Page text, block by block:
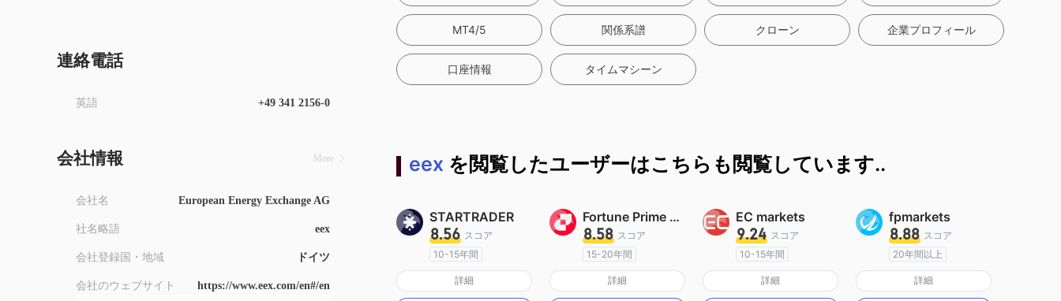
9
連絡電話
英語 +49 341 2156-0
会社情報 More
会社名 European Energy Exchange AG
社名略語 eex
会社登録国・地域 ドイツ
会社のウェブサイト https://www.eex.com/en#/en
MT4/5 関係系譜 クローン 企業プロフィール
口座情報 タイムマシーン
eex を閲覧したユーザーはこちらも閲覧しています..
STARTRADER
8.56 スコア
10-15年間
オーストラリア規制
マーケットメイキングライセンス（MM）
詳細
Fortune Prime Global
8.58 スコア
15-20年間
オーストラリア規制
マーケットメイキングライセンス（MM）
詳細
EC markets
9.24 スコア
10-15年間
オーストラリア規制
マーケットメイキングライセンス（MM）
詳細
fpmarkets
8.88 スコア
20年間以上
オーストラリア規制
マーケットメイキングライセンス（MM）
詳細